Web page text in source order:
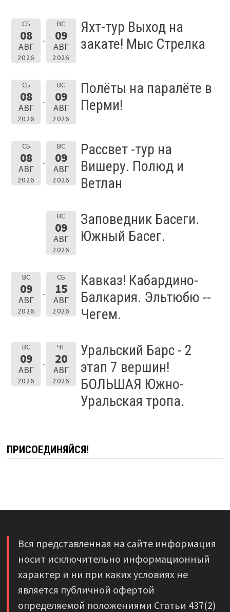
СБ
08
АВГ
2026
ВС
09
АВГ
2026
Яхт-тур Выход на
закате! Мыс Стрелка
СБ
08
АВГ
2026
ВС
09
АВГ
2026
Полёты на паралёте в
Перми!
СБ
08
АВГ
2026
ВС
09
АВГ
2026
Рассвет -тур на
Вишеру. Полюд и
Ветлан
ВС
09
АВГ
2026
Заповедник Басеги.
Южный Басег.
ВС
09
АВГ
2026
СБ
15
АВГ
2026
Кавказ! Кабардино-
Балкария. Эльтюбю --
Чегем.
ВС
09
АВГ
2026
ЧТ
20
АВГ
2026
Уральский Барс - 2
этап 7 вершин!
БОЛЬШАЯ Южно-
Уральская тропа.
ПРИСОЕДИНЯЙСЯ!
Вся представленная на сайте информация
носит исключительно информационный
характер и ни при каких условиях не
является публичной офертой
определяемой положениями Статьи 437(2)